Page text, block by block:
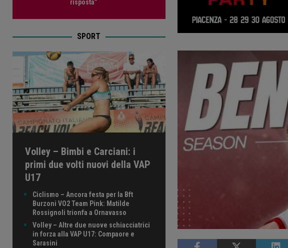
risposta”
SPORT
Volley – Bimbi e Carciani: i
primi due volti nuovi della VAP
U17
Ciclismo – Ancora festa per la Bft
Burzoni VO2 Team Pink: Matilde
Rossignoli trionfa a Ornavasso
Volley – Altre due nuove schiacciatrici
in forza alla VAP U17: Compaore e
Sarasini